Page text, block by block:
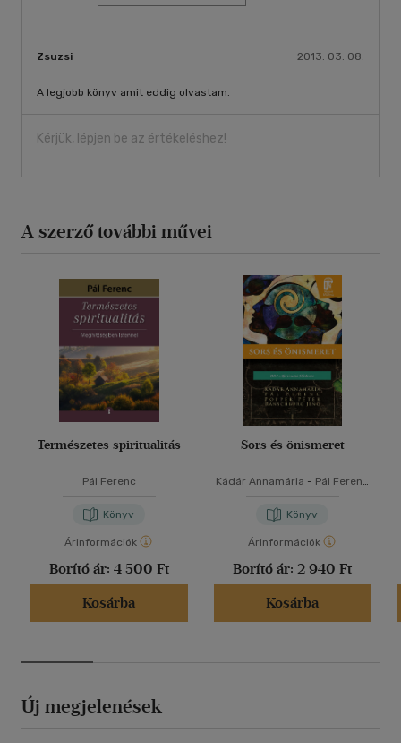
Zsuzsi 2013. 03. 08.
A legjobb könyv amit eddig olvastam.
Kérjük, lépjen be az értékeléshez!
A szerző további művei
Természetes spiritualitás
Pál Ferenc
Könyv
Árinformációk
Borító ár: 4 500 Ft
Kosárba
Sors és önismeret
Kádár Annamária - Pál Ferenc
Jenő
Könyv
Árinformációk
Borító ár: 2 940 Ft
Kosárba
Új megjelenések